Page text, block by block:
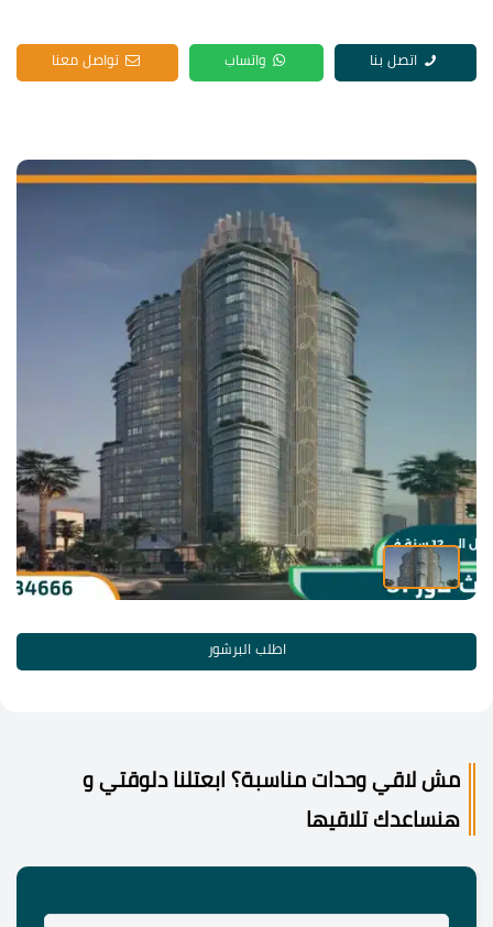
اتصل بنا واتساب تواصل معنا
اطلب البرشور
مش لاقي وحدات مناسبة؟ ابعتلنا دلوقتي و
هنساعدك تلاقيها